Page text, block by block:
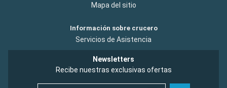
Mapa del sitio
Información sobre crucero
Servicios de Asistencia
Newsletters
Recibe nuestras exclusivas ofertas